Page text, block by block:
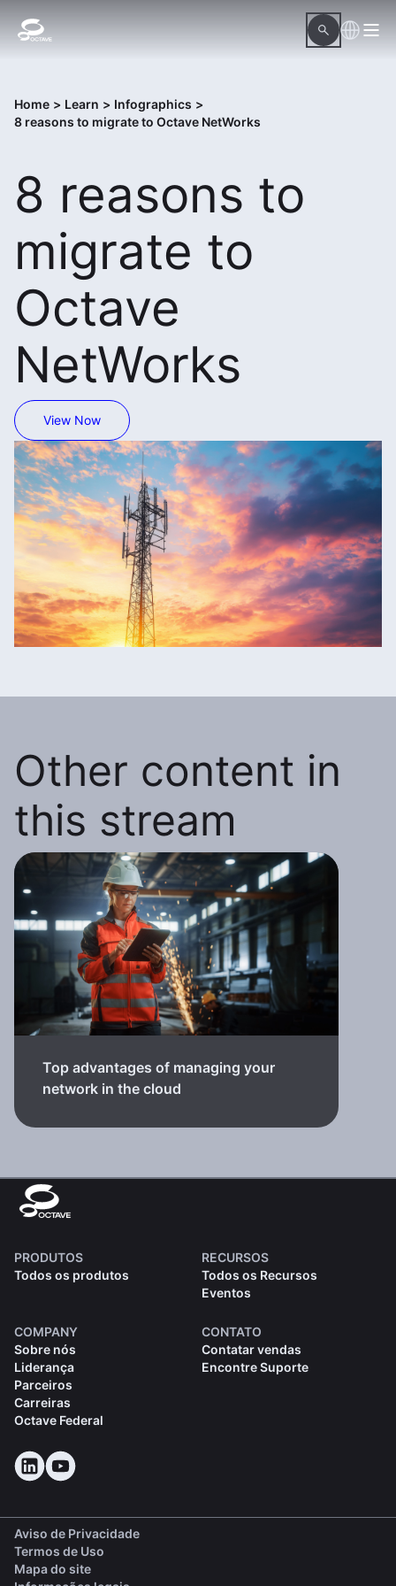
Home > Learn > Infographics >
8 reasons to migrate to Octave NetWorks
8 reasons to
migrate to
Octave
NetWorks
View Now
Other content in
this stream
Top advantages of managing your
network in the cloud
PRODUTOS
Todos os produtos
RECURSOS
Todos os Recursos
Eventos
COMPANY
Sobre nós
Liderança
Parceiros
Carreiras
Octave Federal
CONTATO
Contatar vendas
Encontre Suporte
Aviso de Privacidade
Termos de Uso
Mapa do site